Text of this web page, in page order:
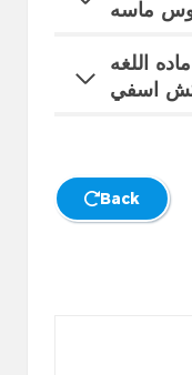
ماسه
اللغه
اسفي
Back